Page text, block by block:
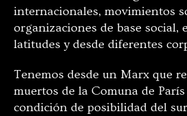
internacionales, movimientos
organizaciones de base social,
latitudes y desde diferentes
Tenemos desde un Marx que
muertos de la Comuna de París
condición de posibilidad del